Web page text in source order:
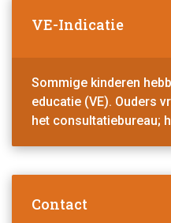
VE-Indicatie
Sommige kinderen
educatie (VE). Ouders
het consultatiebureau;
Contact